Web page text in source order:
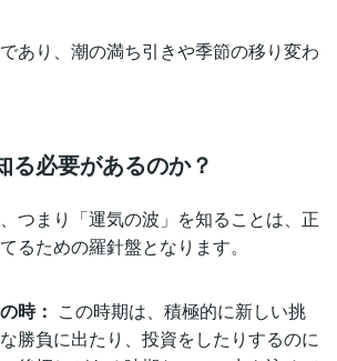
あり、潮の満ち引きや季節の移り変わ
る必要があるのか？
つまり「運気の波」を知ることは、正
るための羅針盤となります。
時： この時期は、積極的に新しい挑
勝負に出たり、投資をしたりするのに